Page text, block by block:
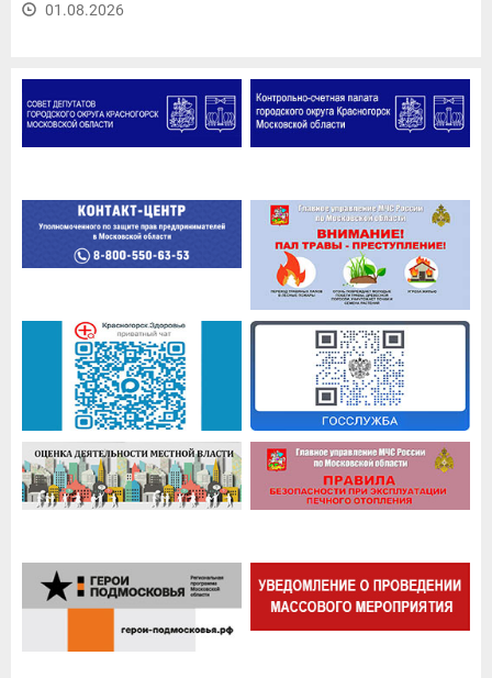
01.08.2026